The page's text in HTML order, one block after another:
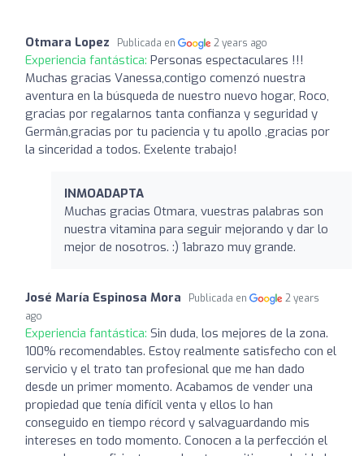
Otmara Lopez Publicada en 2 years ago
Experiencia fantástica: Personas espectaculares !!!
Muchas gracias Vanessa,contigo comenzó nuestra
aventura en la búsqueda de nuestro nuevo hogar, Roco,
gracias por regalarnos tanta confianza y seguridad y
Germân,gracias por tu paciencia y tu apollo ,gracias por
la sinceridad a todos. Exelente trabajo!
INMOADAPTA
Muchas gracias Otmara, vuestras palabras son
nuestra vitamina para seguir mejorando y dar lo
mejor de nosotros. :) 1abrazo muy grande.
José María Espinosa Mora Publicada en
2 years
ago
Experiencia fantástica: Sin duda, los mejores de la zona.
100% recomendables. Estoy realmente satisfecho con el
servicio y el trato tan profesional que me han dado
desde un primer momento. Acabamos de vender una
propiedad que tenía difícil venta y ellos lo han
conseguido en tiempo récord y salvaguardando mis
intereses en todo momento. Conocen a la perfección el